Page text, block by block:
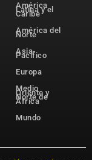
América
Latina y el
Caribe
América del
Norte
Asia-
Pacífico
Europa
Medio
Oriente y
Norte de
África
Mundo